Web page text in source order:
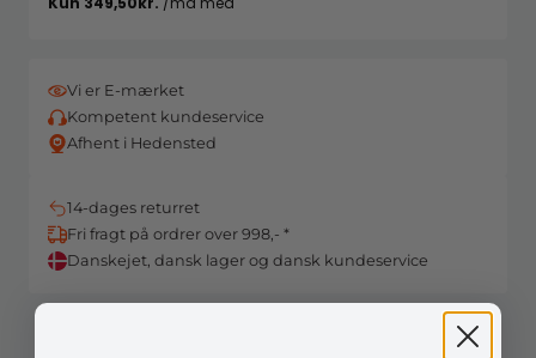
Vi er E-mærket
Kompetent kundeservice
Afhent i Hedensted
14-dages returret
Fri fragt på ordrer over 998,- *
Danskejet, dansk lager og dansk kundeservice